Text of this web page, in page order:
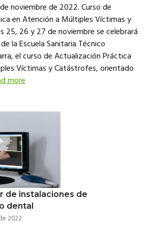
noviembre de 2022. Curso de
en Atención a Múltiples Víctimas y
25, 26 y 27 de noviembre se celebrará
la Escuela Sanitaria Técnico
el curso de Actualización Práctica
Víctimas y Catástrofes, orientado
more
de instalaciones de
dental
2022